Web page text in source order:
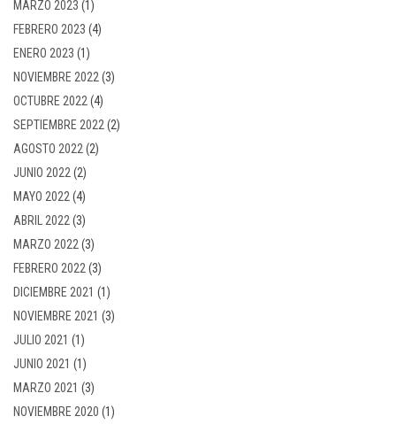
MARZO 2023 (1)
FEBRERO 2023 (4)
ENERO 2023 (1)
NOVIEMBRE 2022 (3)
OCTUBRE 2022 (4)
SEPTIEMBRE 2022 (2)
AGOSTO 2022 (2)
JUNIO 2022 (2)
MAYO 2022 (4)
ABRIL 2022 (3)
MARZO 2022 (3)
FEBRERO 2022 (3)
DICIEMBRE 2021 (1)
NOVIEMBRE 2021 (3)
JULIO 2021 (1)
JUNIO 2021 (1)
MARZO 2021 (3)
NOVIEMBRE 2020 (1)